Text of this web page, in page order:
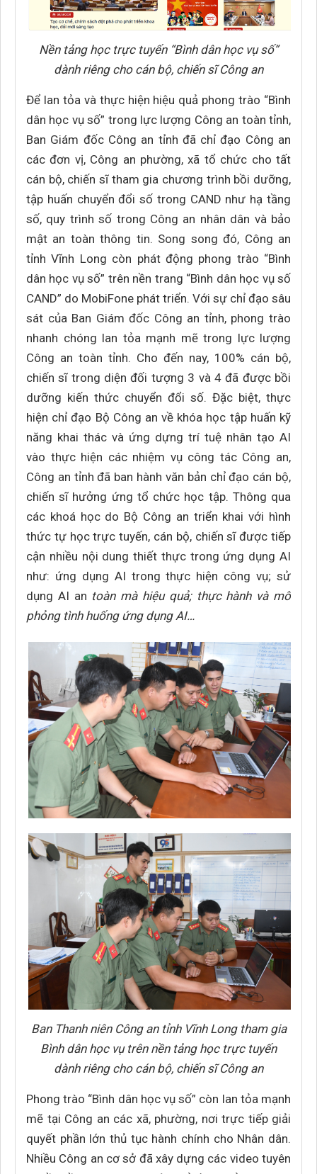
Nền tảng học trực tuyến “Bình dân học vụ số”
dành riêng cho cán bộ, chiến sĩ Công an
Để lan tỏa và thực hiện hiệu quả phong trào “Bình
dân học vụ số” trong lực lượng Công an toàn tỉnh,
Ban Giám đốc Công an tỉnh đã chỉ đạo Công an
các đơn vị, Công an phường, xã tổ chức cho tất
cán bộ, chiến sĩ tham gia chương trình bồi dưỡng,
tập huấn chuyển đổi số trong CAND như hạ tầng
số, quy trình số trong Công an nhân dân và bảo
mật an toàn thông tin. Song song đó, Công an
tỉnh Vĩnh Long còn phát động phong trào “Bình
dân học vụ số” trên nền trang “Bình dân học vụ số
CAND” do MobiFone phát triển. Với sự chỉ đạo sâu
sát của Ban Giám đốc Công an tỉnh, phong trào
nhanh chóng lan tỏa mạnh mẽ trong lực lượng
Công an toàn tỉnh. Cho đến nay, 100% cán bộ,
chiến sĩ trong diện đối tượng 3 và 4 đã được bồi
dưỡng kiến thức chuyển đổi số. Đặc biệt, thực
hiện chỉ đạo Bộ Công an về khóa học tập huấn kỹ
năng khai thác và ứng dựng trí tuệ nhân tạo AI
vào thực hiện các nhiệm vụ công tác Công an,
Công an tỉnh đã ban hành văn bản chỉ đạo cán bộ,
chiến sĩ hưởng ứng tổ chức học tập. Thông qua
các khoá học do Bộ Công an triển khai với hình
thức tự học trực tuyến, cán bộ, chiến sĩ được tiếp
cận nhiều nội dung thiết thực trong ứng dụng AI
như: ứng dụng AI trong thực hiện công vụ; sử
dụng AI an toàn mà hiệu quả; thực hành và mô
phỏng tình huống ứng dụng AI…
Ban Thanh niên Công an tỉnh Vĩnh Long tham gia
Bình dân học vụ trên nền tảng học trực tuyến
dành riêng cho cán bộ, chiến sĩ Công an
Phong trào “Bình dân học vụ số” còn lan tỏa mạnh
mẽ tại Công an các xã, phường, nơi trực tiếp giải
quyết phần lớn thủ tục hành chính cho Nhân dân.
Nhiều Công an cơ sở đã xây dựng các video tuyên